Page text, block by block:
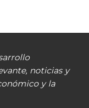
noticias y
y la